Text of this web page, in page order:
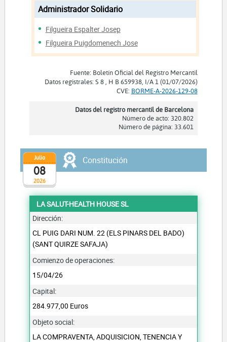
Administrador Solidario
Filgueira Espalter Josep
Filgueira Puigdomenech Jose
Fuente: Boletín Oficial del Registro Mercantil
Datos registrales: S 8 , H B 659938, I/A 1 (01/07/2026)
CVE: BORME-A-2026-129-08
Datos del registro mercantil de Barcelona
Número de acto: 320.802
Número de página: 33.601
2026
Julio
08
Constitución
LA SALUT-HEALTH HOUSE SL
Dirección:
CL PUIG DARI NUM. 22 (ELS PINARS DEL BADO)
(SANT QUIRZE SAFAJA)
Comienzo de operaciones:
15/04/26
Capital:
284.977,00 Euros
Objeto social:
LA COMPRAVENTA, ADQUISICION, TENENCIA Y